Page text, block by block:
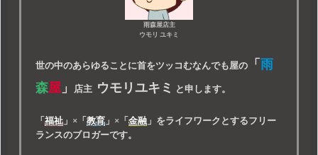
雨森屋店主
ウモリ ユキミ
世の中のあらゆることに首をツッコむなんでも屋の「 雨
森屋」 店主 ウモリユキミ と申します。
「 福祉」 × 「 教育」 × 「 金融」 をライフワークとするフリー
ランスのブロガーです。